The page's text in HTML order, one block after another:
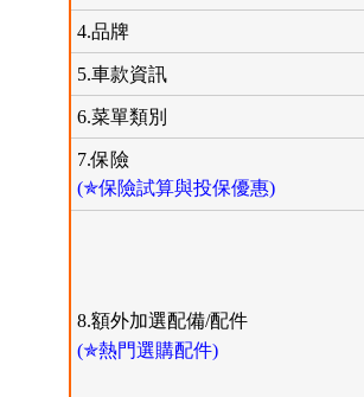
4.品牌
5.車款資訊
6.菜單類別
7.保險
(✯保險試算與投保優惠)
8.額外加選配備/配件
(✯熱門選購配件)